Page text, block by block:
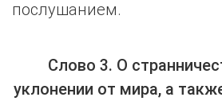
послушанием.
Слово 3. О
уклонении от мира, а